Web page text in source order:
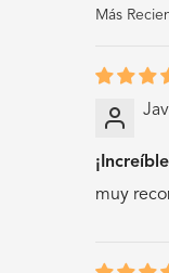
muy